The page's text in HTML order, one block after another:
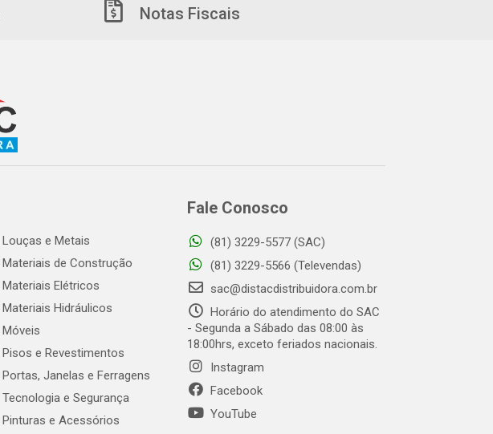
Notas Fiscais
Louças e Metais
Materiais de Construção
Materiais Elétricos
Materiais Hidráulicos
Móveis
Pisos e Revestimentos
Portas, Janelas e Ferragens
Tecnologia e Segurança
Pinturas e Acessórios
Fale Conosco
(81) 3229-5577 (SAC)
(81) 3229-5566 (Televendas)
sac@distacdistribuidora.com.br
Horário do atendimento do SAC
- Segunda a Sábado das 08:00 às
18:00hrs, exceto feriados nacionais.
Instagram
Facebook
YouTube